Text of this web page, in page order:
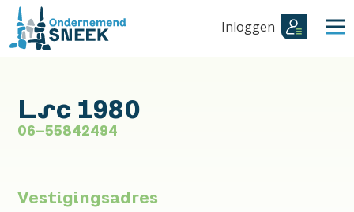
Inloggen
Lsc 1980
06-55842494
Vestigingsadres